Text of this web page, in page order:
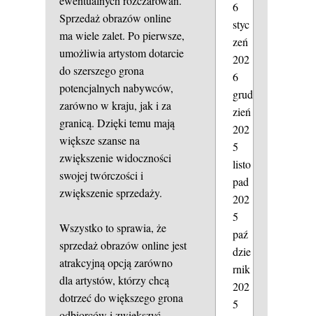
Sprzedaż obrazów online
ma wiele zalet. Po pierwsze,
umożliwia artystom dotarcie
do szerszego grona
potencjalnych nabywców,
zarówno w kraju, jak i za
granicą. Dzięki temu mają
większe szanse na
zwiększenie widoczności
swojej twórczości i
zwiększenie sprzedaży.
Wszystko to sprawia, że
sprzedaż obrazów online jest
atrakcyjną opcją zarówno
dla artystów, którzy chcą
dotrzeć do większego grona
6
styc
zeń
202
6
grud
zień
202
5
listo
pad
202
5
paź
dzie
rnik
202
5